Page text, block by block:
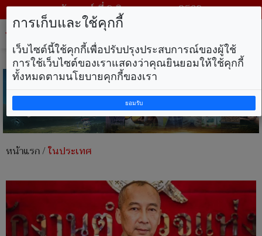
วันเสาร์ ที่ 8 สิงหาคม พ.ศ. 2569
หน้าแรก/ในประเทศ
การเก็บและใช้คุกกี้
เว็บไซต์นี้ใช้คุกกี้เพื่อปรับปรุงประสบการณ์ของผู้ใช้
การใช้เว็บไซต์ของเราแสดงว่าคุณยินยอมให้ใช้คุกกี้
ทั้งหมดตามนโยบายคุกกี้ของเรา
ยอมรับ